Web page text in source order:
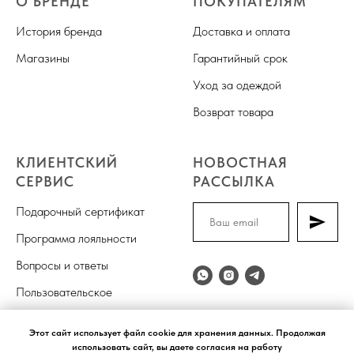
Этот сайт использует файл cookie для хранения данных. Продолжая
использовать сайт, вы даете согласия на работу
История бренда
Магазины
Доставка и оплата
Гарантийный срок
Уход за одеждой
Возврат товара
КЛИЕНТСКИЙ
СЕРВИС
Подарочный сертификат
Программа лояльности
Вопросы и ответы
Пользовательское
соглашение
НОВОСТНАЯ
РАССЫЛКА